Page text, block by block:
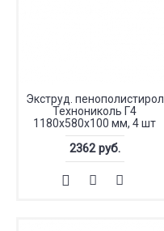
Экструд. пенополистирол
Технониколь Г4
1180х580х100 мм, 4 шт
2362 руб.